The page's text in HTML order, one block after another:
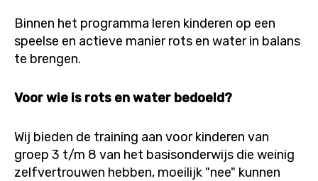
Binnen het programma leren kinderen op een
speelse en actieve manier rots en water in balans
te brengen.
Voor wie is rots en water bedoeld?
Wij bieden de training aan voor kinderen van
groep 3 t/m 8 van het basisonderwijs die weinig
zelfvertrouwen hebben, moeilijk "nee" kunnen